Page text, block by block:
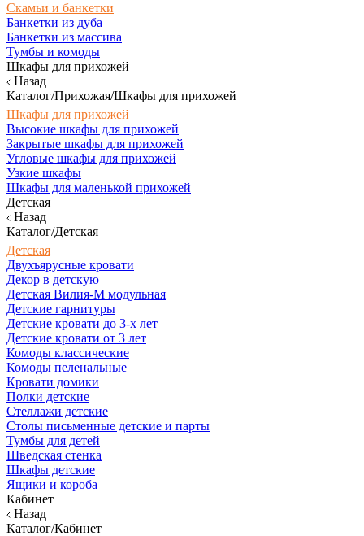
Скамьи и банкетки
Банкетки из дуба
Банкетки из массива
Тумбы и комоды
Шкафы для прихожей
Назад
Каталог/Прихожая/Шкафы для прихожей
Шкафы для прихожей
Высокие шкафы для прихожей
Закрытые шкафы для прихожей
Угловые шкафы для прихожей
Узкие шкафы
Шкафы для маленькой прихожей
Детская
Назад
Каталог/Детская
Детская
Двухъярусные кровати
Декор в детскую
Детская Вилия-М модульная
Детские гарнитуры
Детские кровати до 3-х лет
Детские кровати от 3 лет
Комоды классические
Комоды пеленальные
Кровати домики
Полки детские
Стеллажи детские
Столы письменные детские и парты
Тумбы для детей
Шведская стенка
Шкафы детские
Ящики и короба
Кабинет
Назад
Каталог/Кабинет